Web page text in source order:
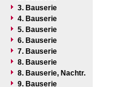
3. Bauserie
4. Bauserie
5. Bauserie
6. Bauserie
7. Bauserie
8. Bauserie
8. Bauserie, Nachtr.
9. Bauserie